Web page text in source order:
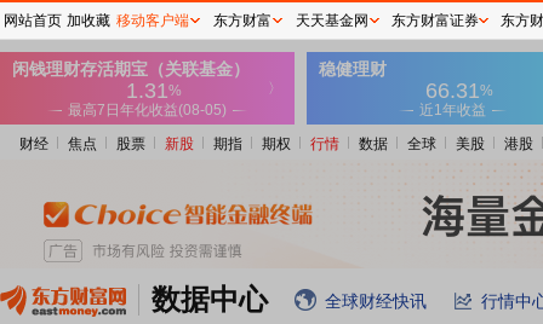
财经 焦点 股票 新股 期指 期权 行情 数据 全球 美股 港股
数据中心 全球财经快讯 行情中
网站首页 加收藏 移动客户端 东方财富 天天基金网 东方财富证券 东方